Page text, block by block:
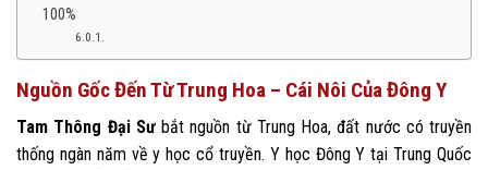
100%
Nguồn Gốc Đến Từ Trung Hoa – Cái Nôi Của Đông Y
Tam Thông Đại Sưbắt nguồn từ Trung Hoa, đất nước có truyền
thống ngàn năm về y học cổ truyền. Y học Đông Y tại Trung Quốc